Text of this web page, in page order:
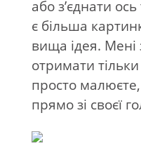
або з’єднати
є більша
вища ідея. Мені
отримати
просто
прямо зі своєї